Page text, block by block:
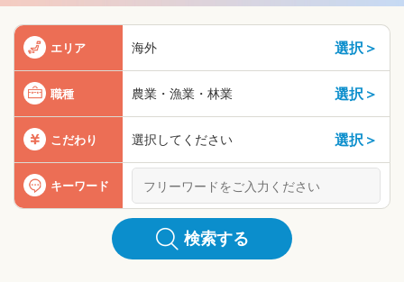
エリア 海外 選択＞
職種 農業・漁業・林業 選択＞
こだわり 選択してください 選択＞
キーワード
検索する